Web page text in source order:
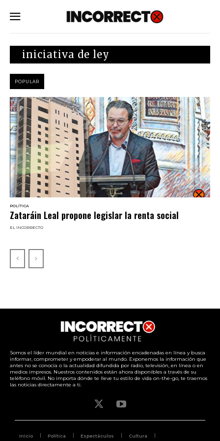
iniciativa de ley
POPULAR
POLÍTICA
Zataráin Leal propone legislar la renta social
EL INCORRECTO
Somos el líder mundial en noticias e información encadenadas en línea y busca
informar, comprometer y empoderar al mundo. Exponemos la información que
antes no se conocía o la actualidad difundida por radio, televisión, en línea o en
medios impresos. Nuestros contenidos están ahora disponibles a través de su
teléfono móvil. No importa dónde te lleve tu estilo de vida on-the-go, te traemos
las noticias directamente a ti.
Inicio Política Espectáculos Cultura